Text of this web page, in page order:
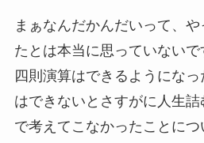
まぁなんだかんだいって、
たとは本当に思っていない
四則演算はできるようにな
はできないとさすがに人生
で考えてこなかったことに